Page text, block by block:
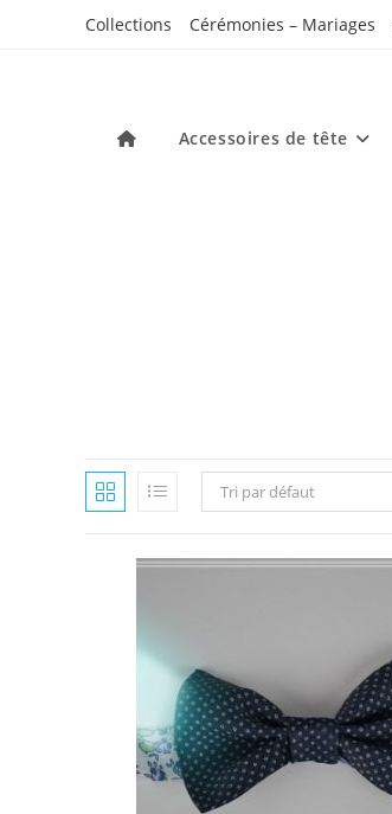
Collections Cérémonies – Mariages
Accessoires de tête
Tri par défaut